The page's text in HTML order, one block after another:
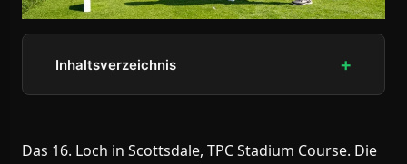
Inhaltsverzeichnis
Das 16. Loch in Scottsdale, TPC Stadium Course. Die